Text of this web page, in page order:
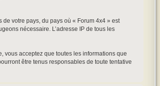
votre pays, du pays où « Forum 4x4 » est
nécessaire. L’adresse IP de tous les
vous acceptez que toutes les informations que
être tenus responsables de toute tentative